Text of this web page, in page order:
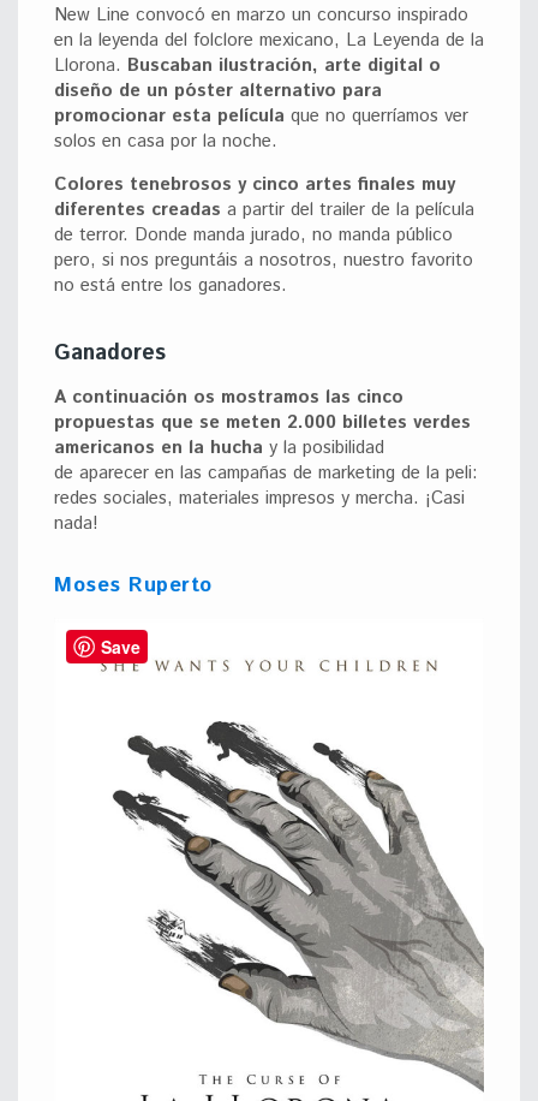
New Line convocó en marzo un concurso inspirado
en la leyenda del folclore mexicano, La Leyenda de la
Llorona. Buscaban ilustración, arte digital o
diseño de un póster alternativo para
promocionar esta película que no querríamos ver
solos en casa por la noche.
Colores tenebrosos y cinco artes finales muy
diferentes creadas a partir del trailer de la película
de terror. Donde manda jurado, no manda público
pero, si nos preguntáis a nosotros, nuestro favorito
no está entre los ganadores.
Ganadores
A continuación os mostramos las cinco
propuestas que se meten 2.000 billetes verdes
americanos en la hucha y la posibilidad
de aparecer en las campañas de marketing de la peli:
redes sociales, materiales impresos y mercha. ¡Casi
nada!
Moses Ruperto
Save